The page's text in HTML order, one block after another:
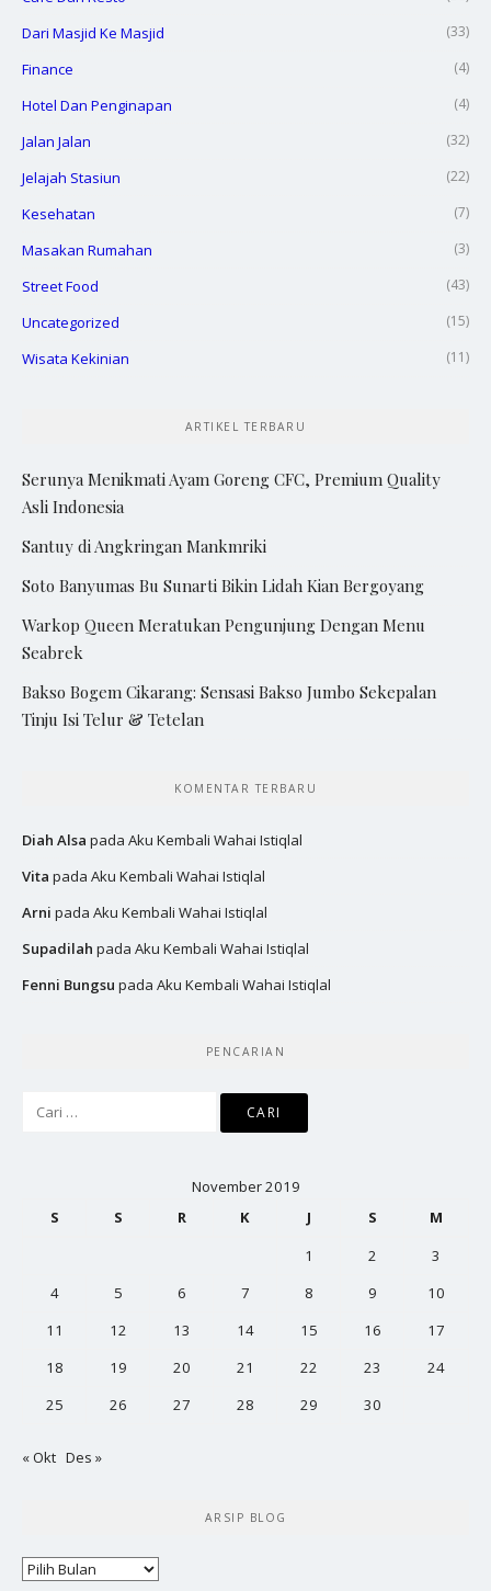
Dari Masjid Ke Masjid (33)
Finance (4)
Hotel Dan Penginapan (4)
Jalan Jalan (32)
Jelajah Stasiun (22)
Kesehatan (7)
Masakan Rumahan (3)
Street Food (43)
Uncategorized (15)
Wisata Kekinian (11)
ARTIKEL TERBARU
Serunya Menikmati Ayam Goreng CFC, Premium Quality
Asli Indonesia
Santuy di Angkringan Mankmriki
Soto Banyumas Bu Sunarti Bikin Lidah Kian Bergoyang
Warkop Queen Meratukan Pengunjung Dengan Menu
Seabrek
Bakso Bogem Cikarang: Sensasi Bakso Jumbo Sekepalan
Tinju Isi Telur & Tetelan
KOMENTAR TERBARU
Diah Alsa pada Aku Kembali Wahai Istiqlal
Vita pada Aku Kembali Wahai Istiqlal
Arni pada Aku Kembali Wahai Istiqlal
Supadilah pada Aku Kembali Wahai Istiqlal
Fenni Bungsu pada Aku Kembali Wahai Istiqlal
PENCARIAN
November 2019
S
S R K J S
M
1
2
3
4
5 6 7 8 9
10
11
12 13 14 15 16
17
18
19 20 21 22 23
24
25
26 27 28 29 30
« Okt Des »
ARSIP BLOG
Arsip